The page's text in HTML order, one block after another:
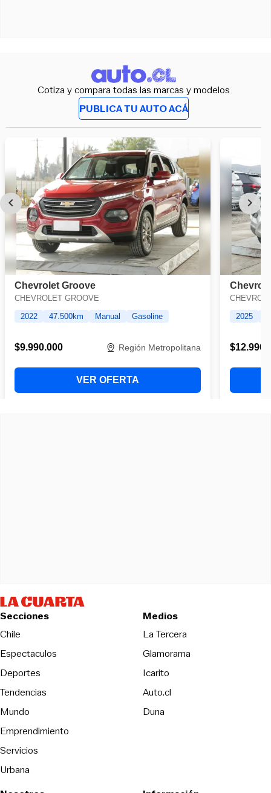
Cotiza y compara todas las marcas y modelos
PUBLICA TU AUTO ACÁ
Secciones
Chile
Espectaculos
Deportes
Tendencias
Mundo
Emprendimiento
Servicios
Urbana
Medios
La TerceraOpens in new
Glamorama
Icarito
Auto.cl
DunaOpens in new window